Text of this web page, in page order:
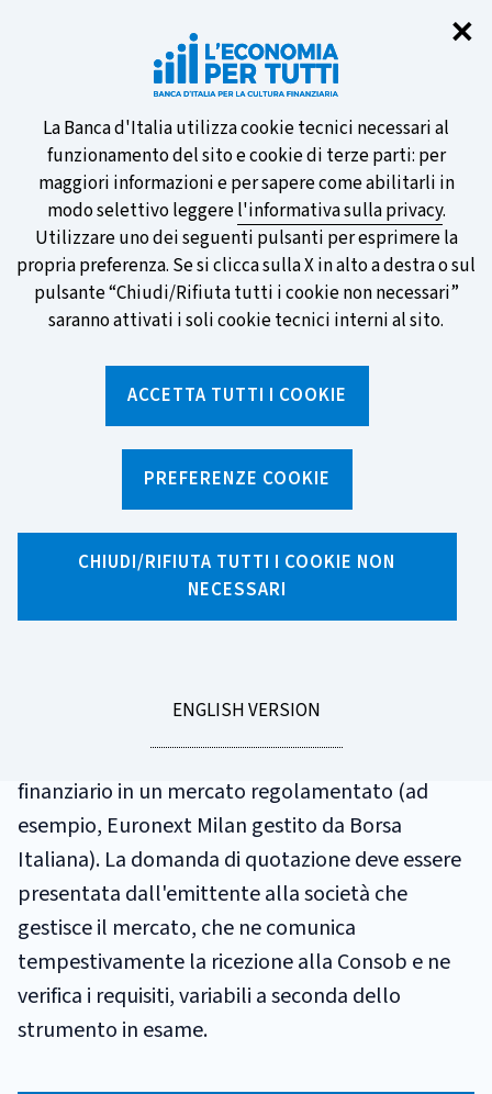
✕
Informativa
sui
cookie
La Banca d'Italia utilizza cookie tecnici necessari al
funzionamento del sito e cookie di terze parti: per
maggiori informazioni e per sapere come abilitarli in
modo selettivo leggerel'informativa sulla privacy.
Utilizzare uno dei seguenti pulsanti per esprimere la
propria preferenza. Se si clicca sulla X in alto a destra o sul
pulsante “Chiudi/Rifiuta tutti i cookie non necessari”
saranno attivati i soli cookie tecnici interni al sito.
ACCETTA TUTTI I COOKIE
PREFERENZE COOKIE
CHIUDI/RIFIUTA TUTTI I COOKIE NON
NECESSARI
GO
ENGLISH VERSION
Partecipa al sondaggio della BCE
sulle nuove banconote e vota la tua
preferita!
SCOPRI DI PIÙ
GLOSSARIO
AMMISSIONE ALLA
Procedura con la quale viene autorizzata la
registrazione e la negoziazione di uno strumento
finanziario in un mercato regolamentato (ad
esempio, Euronext Milan gestito da Borsa
Italiana). La domanda di quotazione deve essere
presentata dall'emittente alla società che
gestisce il mercato, che ne comunica
tempestivamente la ricezione alla Consob e ne
verifica i requisiti, variabili a seconda dello
strumento in esame.